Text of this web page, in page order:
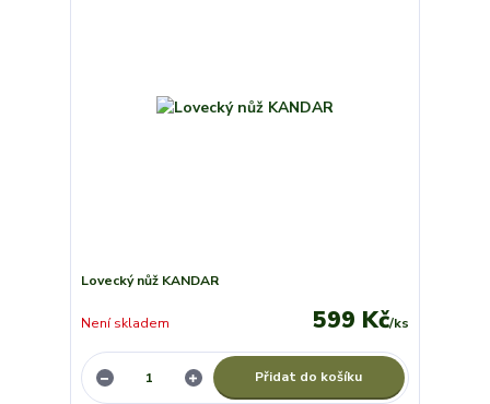
Lovecký nůž KANDAR
599 Kč/ks
Není skladem
Přidat do košíku